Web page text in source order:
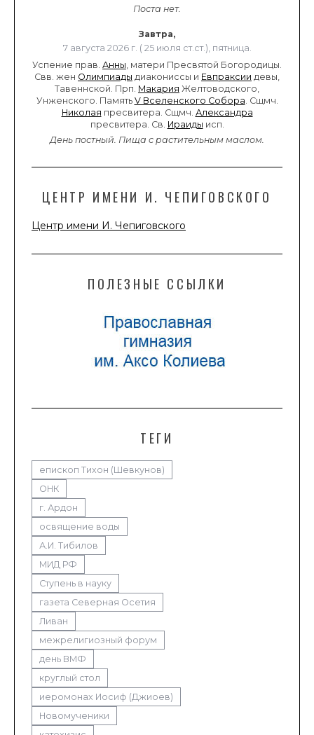
Поста нет.
Завтра,
7 августа 2026 г. ( 25 июля ст.ст.), пятница.
Успение прав. Анны, матери Пресвятой Богородицы.
Свв. жен Олимпиады диакониссы и Евпраксии девы,
Тавеннской. Прп. Макария Желтоводского,
Унженского. Память V Вселенского Собора. Сщмч.
Николая пресвитера. Сщмч. Александра
пресвитера. Св. Ираиды исп.
День постный. Пища с растительным маслом.
ЦЕНТР ИМЕНИ И. ЧЕПИГОВСКОГО
Центр имени И. Чепиговского
ПОЛЕЗНЫЕ ССЫЛКИ
ТЕГИ
епископ Тихон (Шевкунов)
ОНК
г. Ардон
освящение воды
А.И. Тибилов
МИД РФ
Ступень в науку
газета Северная Осетия
Ливан
межрелигиозный форум
день ВМФ
круглый стол
иеромонах Иосиф (Джиоев)
Новомученики